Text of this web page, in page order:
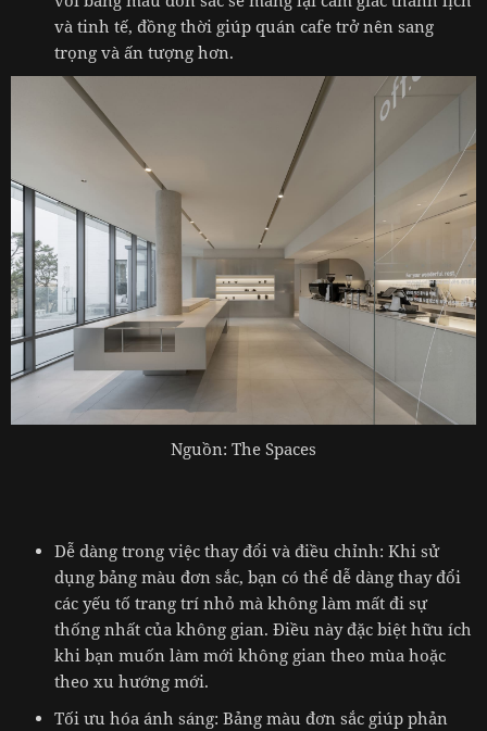
và tinh tế, đồng thời giúp quán cafe trở nên sang
trọng và ấn tượng hơn.
Nguồn: The Spaces
Dễ dàng trong việc thay đổi và điều chỉnh: Khi sử
dụng bảng màu đơn sắc, bạn có thể dễ dàng thay đổi
các yếu tố trang trí nhỏ mà không làm mất đi sự
thống nhất của không gian. Điều này đặc biệt hữu ích
khi bạn muốn làm mới không gian theo mùa hoặc
theo xu hướng mới.
Tối ưu hóa ánh sáng: Bảng màu đơn sắc giúp phản